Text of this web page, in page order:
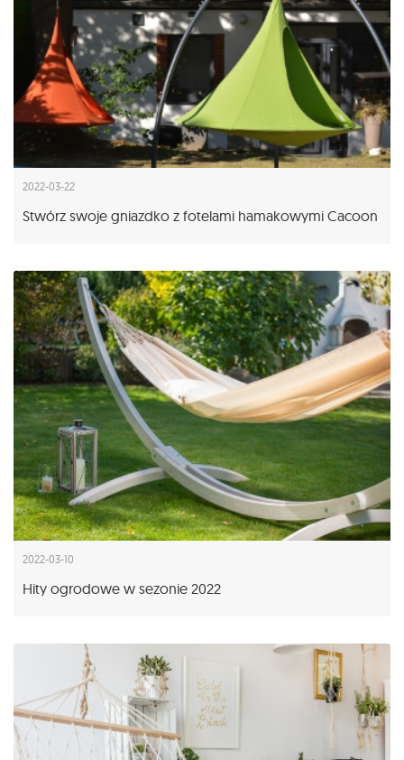
2022-03-22
Stwórz swoje gniazdko z fotelami hamakowymi Cacoon
2022-03-10
Hity ogrodowe w sezonie 2022